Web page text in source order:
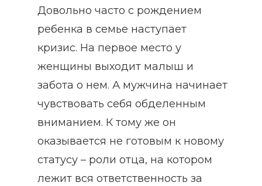
Довольно часто с рождением
ребенка в семье наступает
кризис. На первое место у
женщины выходит малыш и
забота о нем. А мужчина начинает
чувствовать себя обделенным
вниманием. К тому же он
оказывается не готовым к новому
статусу – роли отца, на котором
лежит вся ответственность за